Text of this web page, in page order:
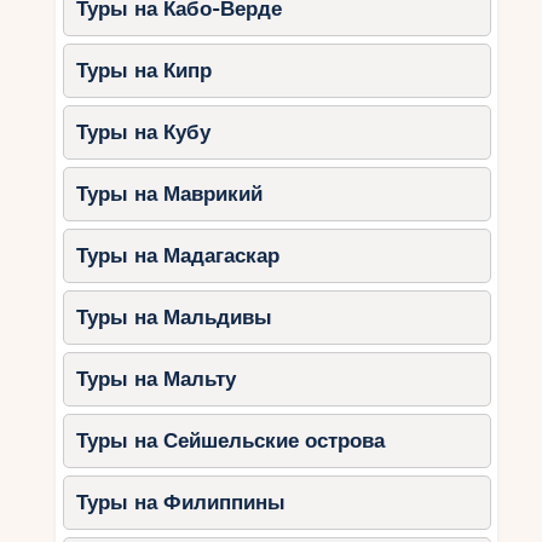
Берите с собой всё необходимое.
средства, купальные принадлежности
и шапочки для плавания.
Преимущества отдыха в
отелях с аквапарками
Разнообразие активностей.
горки, бассейны и игровые зоны
делают отдых насыщенным.
Экономия времени.Вам не нужно
покидать территорию отеля в поисках
развлечений.
Безопасность. Территория аквапарка
хорошо охраняется, а за детьми
Комфорт.Всё, что нужно для отдыха,
Туры на Кабо-Верде
Туры на Кипр
Туры на Кубу
Туры на Маврикий
Туры на Мадагаскар
Туры на Мальдивы
Туры на Мальту
Туры на Сейшельские острова
Туры на Филиппины